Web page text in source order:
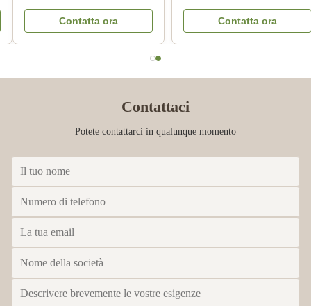
Pantone che stampa Matte
Lamination innocuo per i
bambini
Contatta ora
carta del cartone con il
colore Logo Embossed del
coperchio CMYK del
Contatta ora
Contattaci
Potete contattarci in qualunque momento